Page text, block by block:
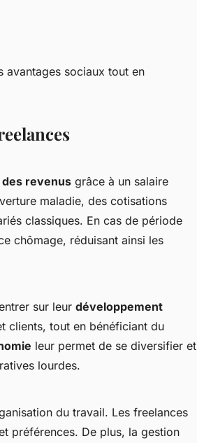
avantages sociaux tout en
revenus grâce à un salaire
maladie, des cotisations
classiques. En cas de période
chômage, réduisant ainsi les
sur leur développement
clients, tout en bénéficiant du
leur permet de se diversifier et
lourdes.
du travail. Les freelances
préférences. De plus, la gestion